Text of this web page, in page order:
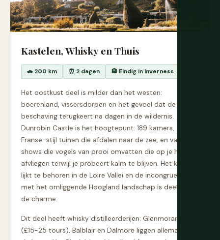
Kastelen, Whisky en Thuis
🚗 200 km ⏰ 2 dagen 🏨 Eindig in Inverness
Het oostkust deel is milder dan het westen:
boerenland, vissersdorpen en het gevoel dat de
beschaving terugkeert na dagen in de wildernis.
Dunrobin Castle is het hoogtepunt: 189 kamers,
Franse-stijl tuinen die afdalen naar de zee, en valkerij
shows die vogels van prooi omvatten die op je hoofd
afvliegen terwijl je probeert kalm te blijven. Het kasteel
lijkt te behoren in de Loire Vallei en de incongruentie
met het omliggende Hoogland landschap is deel van
de charme.
Dit deel heeft whisky distilleerderijen: Glenmorangie
(£15-25 tours), Balblair en Dalmore liggen allemaal in